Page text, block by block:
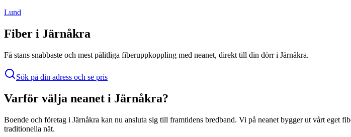
Lund
Fiber i Järnåkra
Få stans snabbaste och mest pålitliga fiberuppkoppling med neanet, direkt till din dörr i Järnåkra.
Sök på din adress och se pris
Varför välja neanet i Järnåkra?
Boende och företag i Järnåkra kan nu ansluta sig till framtidens bredband. Vi på neanet bygger ut vårt eget
traditionella nät.